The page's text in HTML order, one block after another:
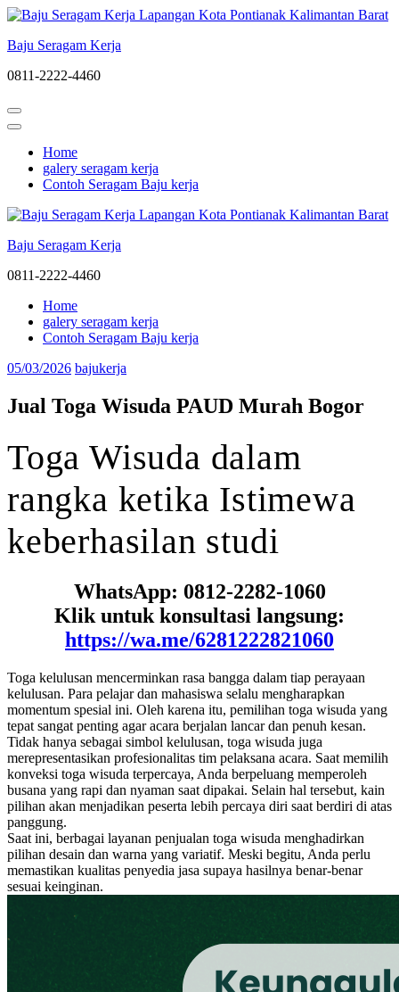
Lompat
konten
Enter)
Baju Seragam Kerja
0811-2222-4460
Home
galery seragam kerja
Contoh Seragam Baju kerja
Baju Seragam Kerja
0811-2222-4460
Home
galery seragam kerja
Contoh Seragam Baju kerja
05/03/2026 bajukerja
Jual Toga Wisuda PAUD Murah Bogor
Toga Wisuda dalam
rangka ketika Istimewa
keberhasilan studi
WhatsApp: 0812-2282-1060
Klik untuk konsultasi langsung:
https://wa.me/6281222821060
Toga kelulusan mencerminkan rasa bangga dalam tiap perayaan
kelulusan. Para pelajar dan mahasiswa selalu mengharapkan
momentum spesial ini. Oleh karena itu, pemilihan toga wisuda yang
tepat sangat penting agar acara berjalan lancar dan penuh kesan.
Tidak hanya sebagai simbol kelulusan, toga wisuda juga
merepresentasikan profesionalitas tim pelaksana acara. Saat memilih
konveksi toga wisuda terpercaya, Anda berpeluang memperoleh
busana yang rapi dan nyaman saat dipakai. Selain hal tersebut, kain
pilihan akan menjadikan peserta lebih percaya diri saat berdiri di atas
panggung.
Saat ini, berbagai layanan penjualan toga wisuda menghadirkan
pilihan desain dan warna yang variatif. Meski begitu, Anda perlu
memastikan kualitas penyedia jasa supaya hasilnya benar-benar
sesuai keinginan.